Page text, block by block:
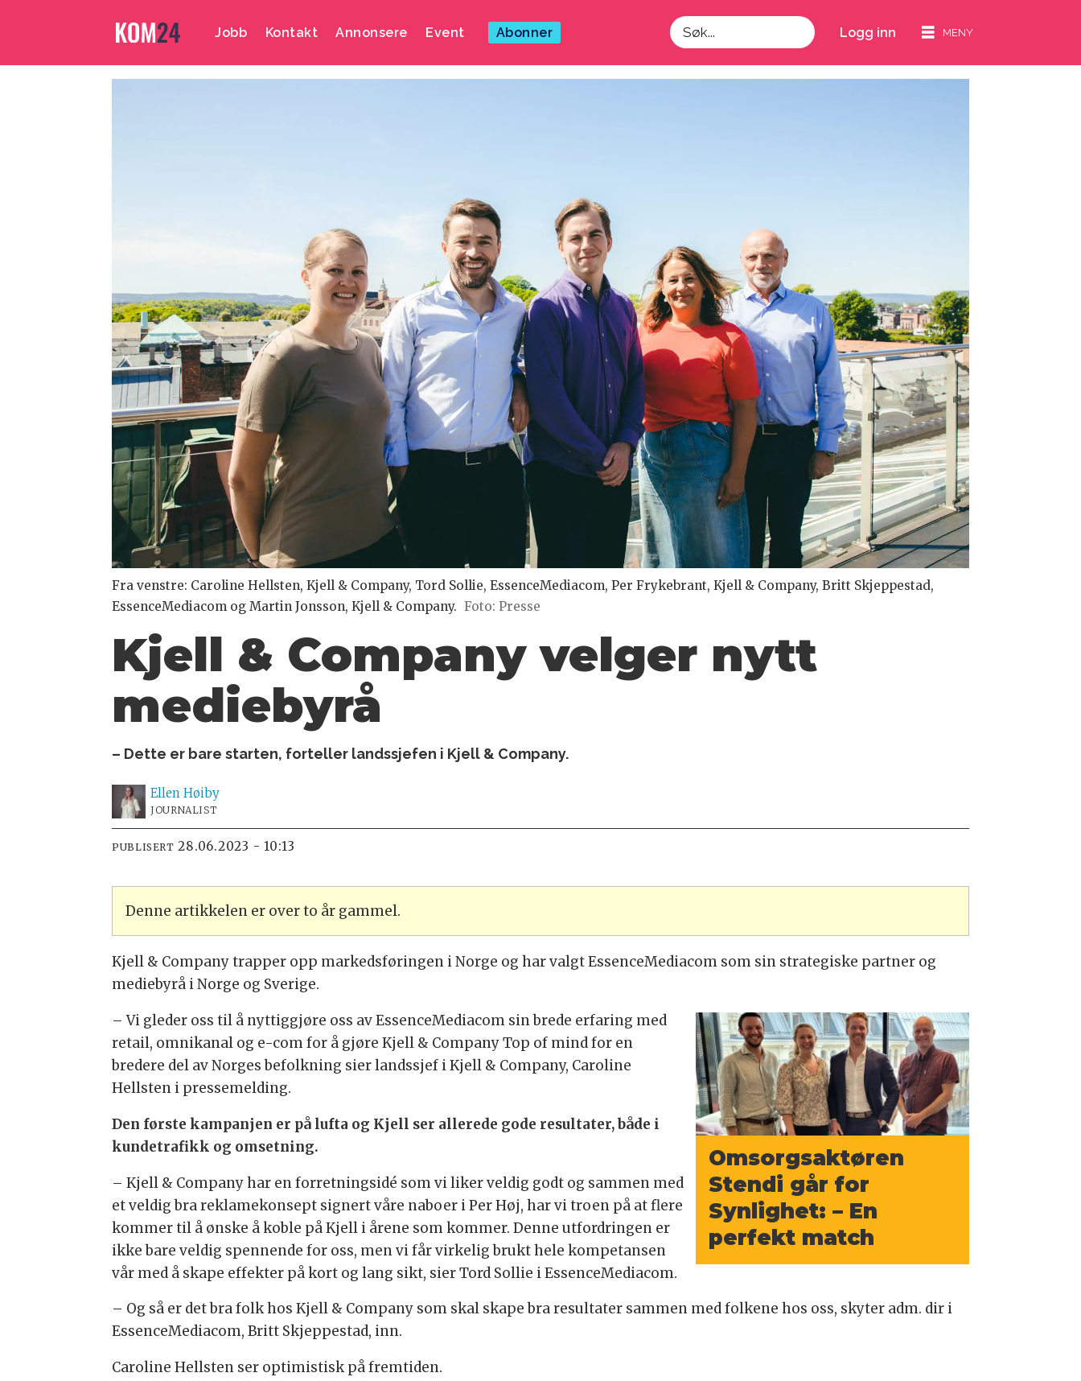
Jobb Kontakt Annonsere Event Abonner
Søk
Logg inn
Fra venstre: Caroline Hellsten, Kjell & Company, Tord Sollie, EssenceMediacom, Per Frykebrant, Kjell & Company, Britt Skjeppestad,
EssenceMediacom og Martin Jonsson, Kjell & Company. Foto: Presse
Kjell & Company velger nytt
mediebyrå
– Dette er bare starten, forteller landssjefen i Kjell & Company.
Ellen Høiby
JOURNALIST
PUBLISERT 28.06.2023 - 10:13
Denne artikkelen er over to år gammel.
Kjell & Company trapper opp markedsføringen i Norge og har valgt EssenceMediacom som sin strategiske partner og
mediebyrå i Norge og Sverige.
Omsorgsaktøren
Stendi går for
Synlighet: – En
perfekt match
– Vi gleder oss til å nyttiggjøre oss av EssenceMediacom sin brede erfaring med
retail, omnikanal og e-com for å gjøre Kjell & Company Top of mind for en
bredere del av Norges befolkning sier landssjef i Kjell & Company, Caroline
Hellsten i pressemelding.
Den første kampanjen er på lufta og Kjell ser allerede gode resultater, både i
kundetrafikk og omsetning.
– Kjell & Company har en forretningsidé som vi liker veldig godt og sammen med
et veldig bra reklamekonsept signert våre naboer i Per Høj, har vi troen på at flere
kommer til å ønske å koble på Kjell i årene som kommer. Denne utfordringen er
ikke bare veldig spennende for oss, men vi får virkelig brukt hele kompetansen
vår med å skape effekter på kort og lang sikt, sier Tord Sollie i EssenceMediacom.
– Og så er det bra folk hos Kjell & Company som skal skape bra resultater sammen med folkene hos oss, skyter adm. dir i
EssenceMediacom, Britt Skjeppestad, inn.
Caroline Hellsten ser optimistisk på fremtiden.